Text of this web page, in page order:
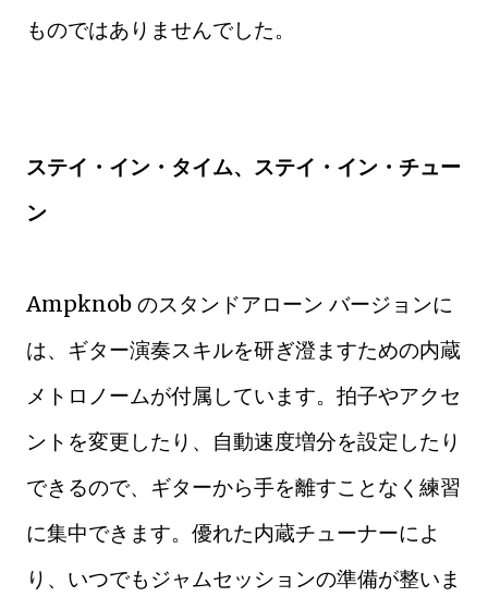
ものではありませんでした。
ステイ・イン・タイム、ステイ・イン・チュー
ン
Ampknob のスタンドアローン バージョンに
は、ギター演奏スキルを研ぎ澄ますための内蔵
メトロノームが付属しています。拍子やアクセ
ントを変更したり、自動速度増分を設定したり
できるので、ギターから手を離すことなく練習
に集中できます。優れた内蔵チューナーによ
り、いつでもジャムセッションの準備が整いま